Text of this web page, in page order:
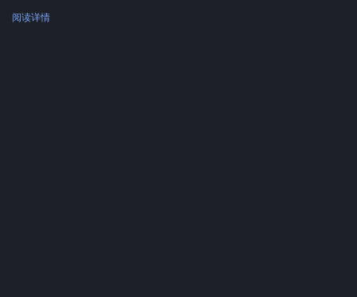
阅读详情